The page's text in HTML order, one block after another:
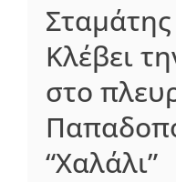
Κλέβει
στο
“Χαλάλι”